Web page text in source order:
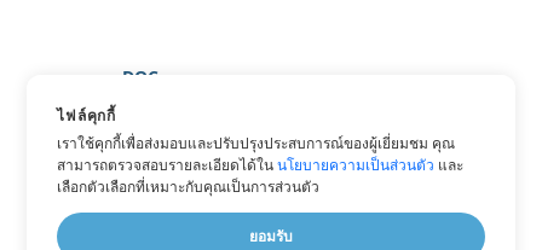
DOC
HTML
PDF
ไฟล์คุกกี้
เราใช้คุกกี้เพื่อส่งมอบและปรับปรุงประสบการณ์ของผู้เยี่ยมชม คุณ
สามารถตรวจสอบรายละเอียดได้ในนโยบายความเป็นส่วนตัว และ
เลือกตัวเลือกที่เหมาะกับคุณเป็นการส่วนตัว
ยอมรับ